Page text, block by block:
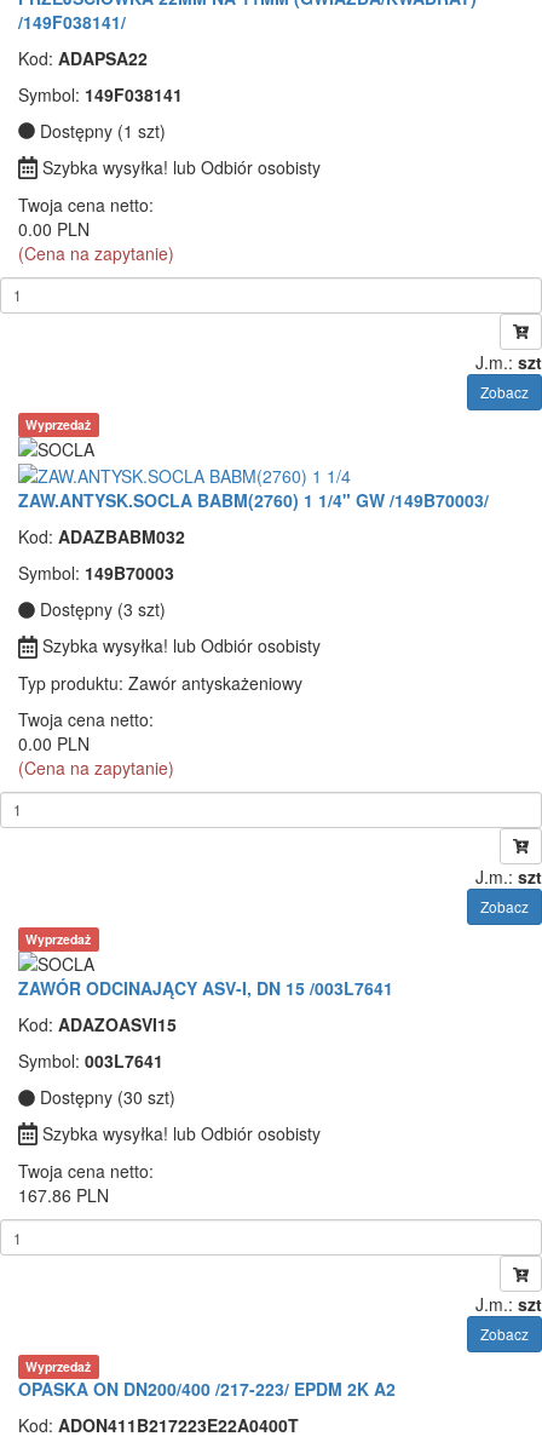
/149F038141/
Kod: ADAPSA22
Symbol: 149F038141
Dostępny (1 szt)
Szybka wysyłka! lub Odbiór osobisty
Twoja cena netto:
0.00 PLN
(Cena na zapytanie)
J.m.: szt
Zobacz
Wyprzedaż
ZAW.ANTYSK.SOCLA BABM(2760) 1 1/4" GW /149B70003/
Kod: ADAZBABM032
Symbol: 149B70003
Dostępny (3 szt)
Szybka wysyłka! lub Odbiór osobisty
Typ produktu: Zawór antyskażeniowy
Twoja cena netto:
0.00 PLN
(Cena na zapytanie)
J.m.: szt
Zobacz
Wyprzedaż
ZAWÓR ODCINAJĄCY ASV-I, DN 15 /003L7641
Kod: ADAZOASVI15
Symbol: 003L7641
Dostępny (30 szt)
Szybka wysyłka! lub Odbiór osobisty
Twoja cena netto:
167.86 PLN
J.m.: szt
Zobacz
Wyprzedaż
OPASKA ON DN200/400 /217-223/ EPDM 2K A2
Kod: ADON411B217223E22A0400T